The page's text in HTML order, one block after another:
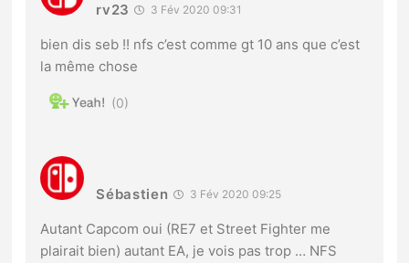
rv23 3 Fév 2020 09:31
bien dis seb !! nfs c’est comme gt 10 ans que c’est
la même chose
0
Sébastien 3 Fév 2020 09:25
Autant Capcom oui (RE7 et Street Fighter me
plairait bien) autant EA, je vois pas trop … NFS